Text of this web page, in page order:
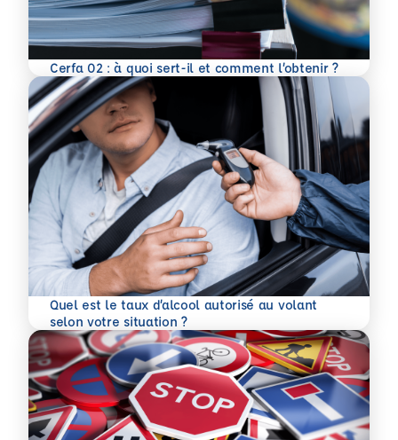
Cerfa 02 : à quoi sert-il et comment l’obtenir ?
En savoir plus
Quel est le taux d’alcool autorisé au volant
selon votre situation ?
En savoir plus